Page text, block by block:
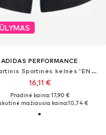
ADIDAS PERFORMANCE
Standartinis Sportinės kelnės 'ENT26'
16,11 €
Pradinė kaina: 17,90 €
mažiausia kaina:10,74 €